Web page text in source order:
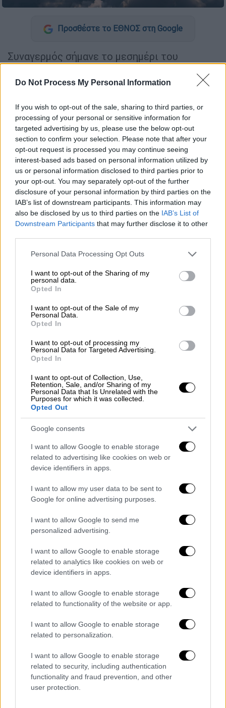
Do Not Process My Personal Information
If you wish to opt-out of the sale, sharing to third parties, or
processing of your personal or sensitive information for
targeted advertising by us, please use the below opt-out
section to confirm your selection. Please note that after your
opt-out request is processed you may continue seeing
interest-based ads based on personal information utilized by
us or personal information disclosed to third parties prior to
your opt-out. You may separately opt-out of the further
disclosure of your personal information by third parties on the
IAB’s list of downstream participants. This information may
also be disclosed by us to third parties on the IAB’s List of
Downstream Participants that may further disclose it to other
Please note that this website/app uses one or more Google
not limited to your visit or usage behaviour. You may click to
grant or deny consent to Google and its third-party tags to
use your data for below specified purposes in below Google
consent section.
Personal Data Processing Opt Outs
I want to opt-out of the Sharing of my
personal data.
Opted In
I want to opt-out of the Sale of my
Personal Data.
Opted In
I want to opt-out of processing my
Personal Data for Targeted Advertising.
Opted In
I want to opt-out of Collection, Use,
Retention, Sale, and/or Sharing of my
Personal Data that Is Unrelated with the
Purposes for which it was collected.
Opted Out
Google consents
I want to allow Google to enable storage
related to advertising like cookies on web or
device identifiers in apps.
I want to allow my user data to be sent to
Google for online advertising purposes.
I want to allow Google to send me
personalized advertising.
I want to allow Google to enable storage
related to analytics like cookies on web or
device identifiers in apps.
I want to allow Google to enable storage
related to functionality of the website or app.
I want to allow Google to enable storage
related to personalization.
I want to allow Google to enable storage
related to security, including authentication
functionality and fraud prevention, and other
user protection.
Προσθέστε το ΕΘΝΟΣ στη Google
Συναγερμός σήμανε το μεσημέρι του
φόβο γιαύπαρξη βόμβαςσε αεροσκάφος που
Γερμανίαςστο «Νίκος Καζαντζάκης»,
σύμφωνα με τοcreta24.
Ο συναγερμός έληξε όταν πυροτεχνουργός
της αστυνομίας και ειδικά εκπαιδευμένος
σκύλος βρήκε το ύποπτοαντικείμενοκαι
διαπίστωσε ότι τελικώς δεν ήταν κάποιος
εκρηκτικός μηχανισμός.
Τι είχε συμβεί;Το αεροπλάνο που έφτασε
στο Ηράκλειομεταφέροντας κυρίως
Γερμανούς στάθμευσε κανονικά στη θέση
που του παραχωρήθηκε. Οι επιβάτες
κατέβηκαν όλοι και αναχώρησαν με
προορισμό τα ξενοδοχεία ή όπου αλλού
έχουν κλείσει για να μείνουν στις διακοπές
τους.
Όταν το πλήρωμα μπήκε για να καθαρίσει το
εσωτερικό του αεροπλάνου, διαπίστωσε
έναν φορητό ηλεκτρονικό υπολογιστή -δεν
πληροφορίες ήταν ενεργοποιημένος.
Το πλήρωμα ακολουθώντας τις
έχει, ενημέρωσε τις αρχές του «Νίκος
Καζαντζάκης» και την αστυνομία. Ο
πυροτεχνουργόςπου έφτασε είδε ότι
πρόκειται για ένα laptop που ο κάτοχός του
είχε ξεχάσει φεύγοντας. Σημειώνεται ότι
μέχρι στιγμής ο ιδιοκτήτης του υπολογιστή
δεν το έχει αναζητήσει…
ΟΛΕΣ ΟΙ ΕΙΔΗΣΕΙΣ
Εκλογές 2023: Αυτά είναι τα 44 κόμματα
που υπέβαλαν αίτηση συμμετοχής
Πανελλήνιες 2023: Ποιος ήταν ο βαθμός
Άλγεβρας - Τι σχολιάζουν οι ειδικοί
Με ποια κριτήρια ψήφισε η νέα γενιά
στην Τουρκία και τι πιστεύει για τα
ελληνοτουρκικά - Τι την απασχολεί
Φρίκη στο Ναύπλιο: Συνελήφθη ιερέας
για ασέλγεια σε 12χρονο αγόρι - Έστελνε
βίντεο στο παιδί - Τι βρέθηκε στην